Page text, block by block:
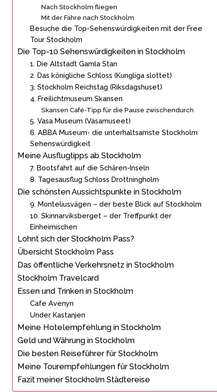
Nach Stockholm fliegen
Mit der Fähre nach Stockholm
Besuche die Top-Sehenswürdigkeiten mit der Free
Tour Stockholm
Die Top-10 Sehenswürdigkeiten in Stockholm
1. Die Altstadt Gamla Stan
2. Das königliche Schloss (Kungliga slottet)
3. Stockholm Reichstag (Riksdagshuset)
4. Freilichtmuseum Skansen
Skansen Café-Tipp für die Pause zwischendurch
5. Vasa Museum (Vasamuseet)
6. ABBA Museum- die unterhaltsamste Stockholm
Sehenswürdigkeit
Meine Ausflugtipps ab Stockholm
7. Bootsfahrt auf die Schären-Inseln
8. Tagesausflug Schloss Drottningholm
Die schönsten Aussichtspunkte in Stockholm
9. Monteliusvägen – der beste Blick auf Stockholm
10. Skinnarviksberget – der Treffpunkt der
Einheimischen
Lohnt sich der Stockholm Pass?
Übersicht Stockholm Pass
Das öffentliche Verkehrsnetz in Stockholm
Stockholm Travelcard
Essen und Trinken in Stockholm
Cafe Avenyn
Under Kastanjen
Meine Hotelempfehlung in Stockholm
Geld und Währung in Stockholm
Die besten Reiseführer für Stockholm
Meine Tourempfehlungen für Stockholm
Fazit meiner Stockholm Städtereise